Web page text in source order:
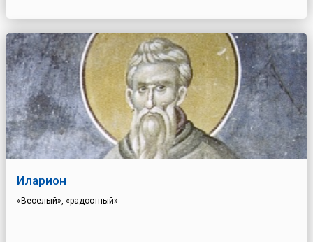
Иларион
«Веселый», «радостный»